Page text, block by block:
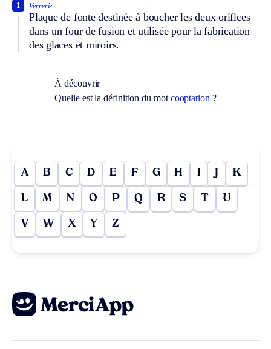
Verrerie.
Plaque de fonte destinée à boucher les deux orifices
dans un four de fusion et utilisée pour la fabrication
des glaces et miroirs.
1
À découvrir
Quelle est la définition du mot cooptation ?
A B C D E F G H I J K
L M N O P Q R S T U
V W X Y Z